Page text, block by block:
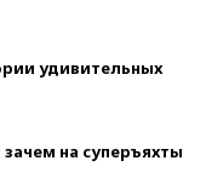
удивительных
на суперъяхты